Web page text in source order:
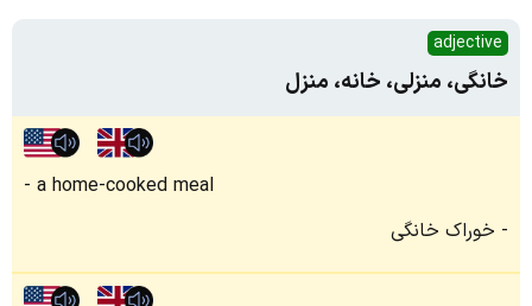
adjective
خانگی، منزلی، خانه، منزل
a home-cooked meal
خوراک خانگی